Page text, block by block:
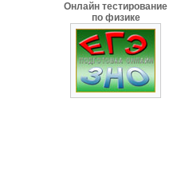
Онлайн тестирование
по физике